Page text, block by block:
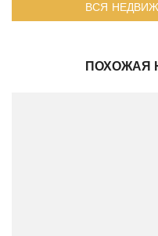
ВСЯ
ПОХОЖАЯ